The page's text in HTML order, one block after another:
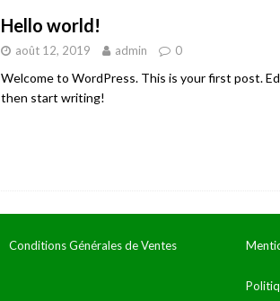
Hello world!
août 12, 2019 admin 0
Welcome to WordPress. This is your first post.
then start writing!
Conditions Générales de Ventes